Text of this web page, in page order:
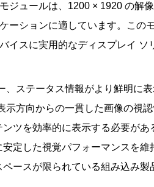
ジュールは、1200 × 1920 の
ーションに適しています。こ
イスに実用的なディスプレイ ソ
ステータス情報がより鮮明に表
方向からの一貫した画像の視認
ツを効率的に表示する必要が
定した視覚パフォーマンスを維
ースが限られている組み込み製